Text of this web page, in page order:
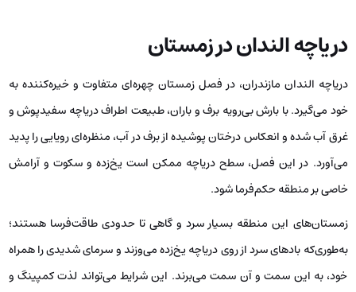
دریاچه الندان در زمستان
دریاچه الندان مازندران، در فصل زمستان چهره‌ای متفاوت و خیره‌کننده به
خود می‌گیرد. با بارش بی‌رویه برف و باران، طبیعت اطراف دریاچه سفیدپوش و
غرق آب شده و انعکاس درختان پوشیده از برف در آب، منظره‌ای رویایی را پدید
می‌آورد. در این فصل، سطح دریاچه ممکن است یخ‌زده و سکوت و آرامش
خاصی بر منطقه حکم‌فرما شود.
زمستان‌های این منطقه بسیار سرد و گاهی تا حدودی طاقت‌فرسا هستند؛
به‌طوری‌که بادهای سرد از روی دریاچه یخ‌زده می‌وزند و سرمای شدیدی را همراه
خود، به این سمت و آن سمت می‌برند. این شرایط می‌تواند لذت کمپینگ و